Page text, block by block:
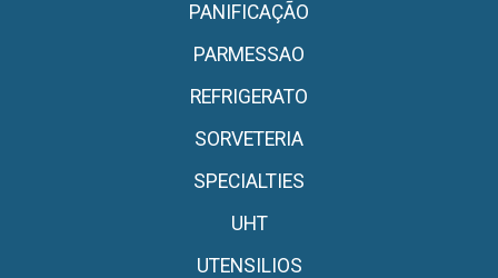
PANIFICAÇÃO
PARMESSAO
REFRIGERATO
SORVETERIA
SPECIALTIES
UHT
UTENSILIOS